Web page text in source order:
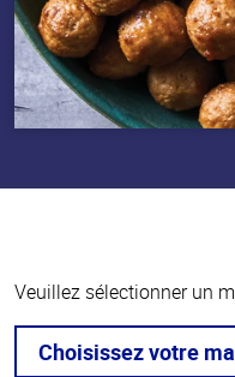
Veuillez sélectionner un
Choisissez votre